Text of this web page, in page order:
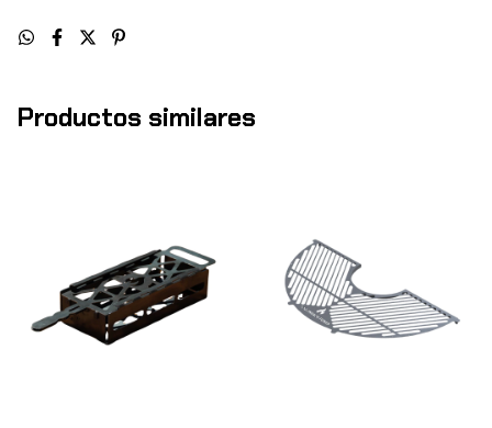
Productos similares